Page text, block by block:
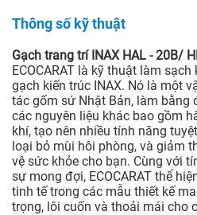
Thông số kỹ thuật
Gạch trang trí INAX HAL - 20B/
ECOCARAT là kỹ thuật làm
gạch kiến trúc INAX. Nó là một
tác gốm sứ Nhật Bản, làm bằng
các nguyên liệu khác bao gồm
khí, tạo nên nhiều tính năng
loại bỏ mùi hôi phòng, và giảm
vệ sức khỏe cho bạn. Cùng với
sự mong đợi, ECOCARAT thể
tinh tế trong các mẫu thiết kế
trọng, lôi cuốn và thoải mái cho